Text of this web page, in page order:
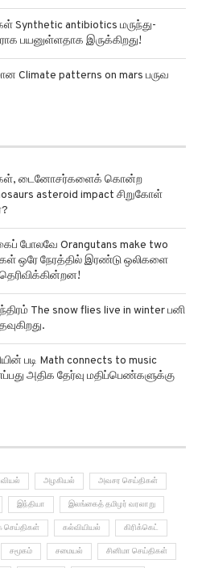
Synthetic antibiotics மருந்து-
பயனுள்ளதாக இருக்கிறது!
Climate patterns on mars பருவ
டைனோசர்களைக் கொன்ற
asteroid impact சிறுகோள்
போலவே Orangutans make two
ஒரே நேரத்தில் இரண்டு ஒலிகளை
The snow flies live in winter பனி
படி Math connects to music
அதிக தேர்வு மதிப்பெண்களுக்கு
அழகியல் அவசர செய்திகள்
இந்தியா இலங்கைத் தமிழர் வரலாறு
செய்திகள் கல்வியியல் கிரிக்கெட்
சமூகம் சமையல் சினிமா செய்திகள்